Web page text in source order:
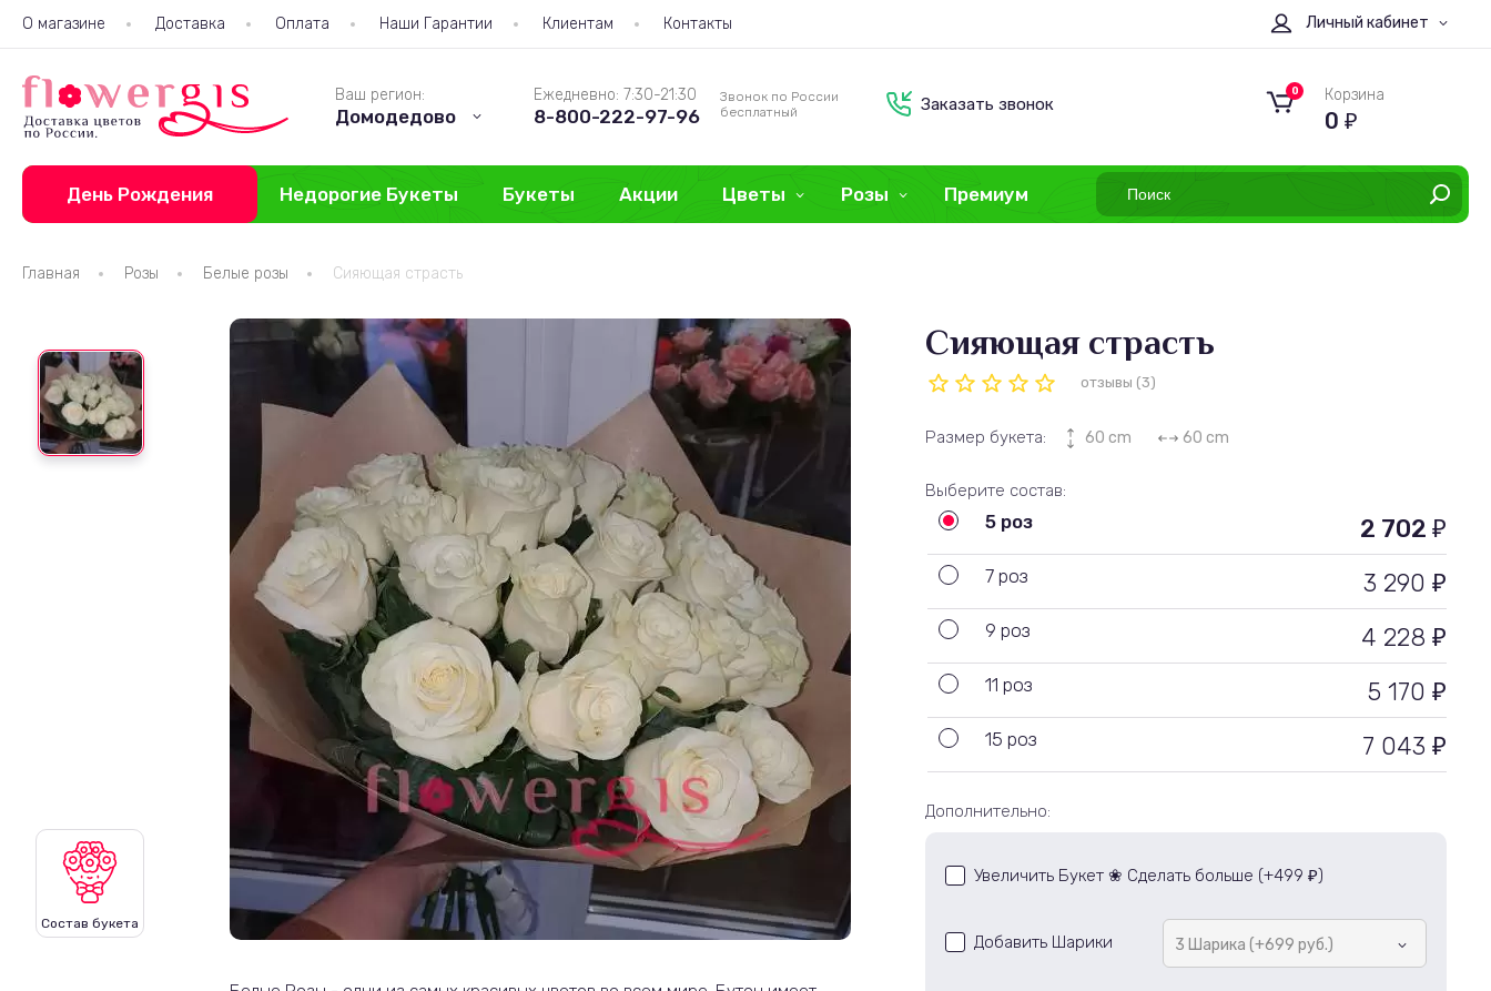
О магазине Доставка Оплата Наши Гарантии Клиентам Контакты Личный кабинет
Ваш регион:
Домодедово
Ежедневно: 7:30-21:30
8-800-222-97-96
Звонок по России
бесплатный
Заказать звонок
0 Корзина
0 ₽
День Рождения Недорогие Букеты Букеты Акции Цветы Розы Премиум
Главная Розы Белые розы Сияющая страсть
Состав букета
Сияющая страсть
отзывы (3)
Размер букета: 60 cm 60 cm
Выберите состав:
5 роз 2 702 ₽
7 роз 3 290 ₽
9 роз 4 228 ₽
11 роз 5 170 ₽
15 роз 7 043 ₽
Дополнительно:
Увеличить Букет ❀ Сделать больше (+499 ₽)
Добавить Шарики 3 Шарика (+699 руб.)